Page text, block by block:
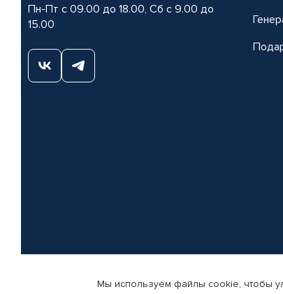
Пн-Пт с 09.00 до 18.00, Сб с 9.00 до
15.00
© КАМАЗ ЦЕНТР ДОНЕЦК, 2015-2026. Все права защищены.
Мы используем файлы cookie, чтобы